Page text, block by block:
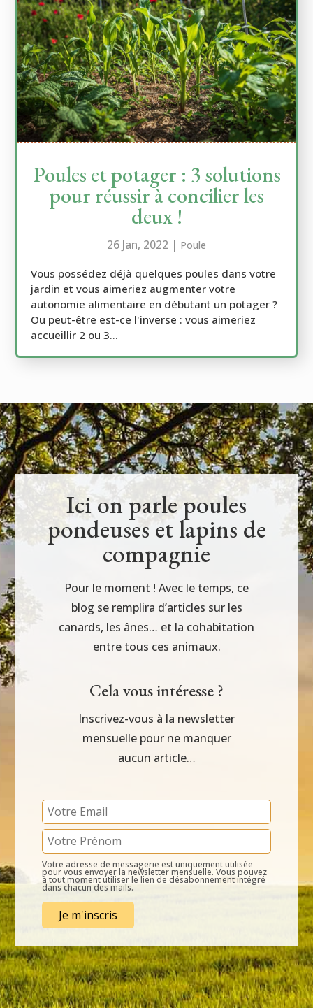
Poules et potager : 3 solutions
pour réussir à concilier les
deux !
26 Jan, 2022 | Poule
Vous possédez déjà quelques poules dans votre
jardin et vous aimeriez augmenter votre
autonomie alimentaire en débutant un potager ?
Ou peut-être est-ce l'inverse : vous aimeriez
accueillir 2 ou 3...
Ici on parle poules
pondeuses et lapins de
compagnie
Pour le moment ! Avec le temps, ce
blog se remplira d’articles sur les
canards, les ânes… et la cohabitation
entre tous ces animaux.
Cela vous intéresse ?
Inscrivez-vous à la newsletter
mensuelle pour ne manquer
aucun article…
Votre adresse de messagerie est uniquement utilisée
pour vous envoyer la newsletter mensuelle. Vous pouvez
à tout moment utiliser le lien de désabonnement intégré
dans chacun des mails.